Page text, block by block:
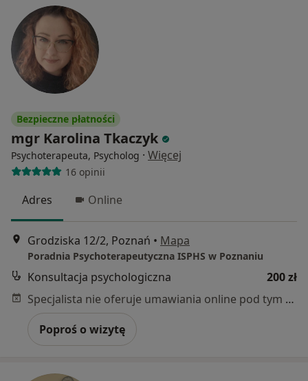
Bezpieczne płatności
mgr Karolina Tkaczyk
Psychoterapeuta, Psycholog · Więcej
16 opinii
Adres Online
Grodziska 12/2, Poznań • Mapa
Poradnia Psychoterapeutyczna ISPHS w Poznaniu
Konsultacja psychologiczna
200 zł
Specjalista nie oferuje umawiania online pod tym adresem.
Poproś o wizytę